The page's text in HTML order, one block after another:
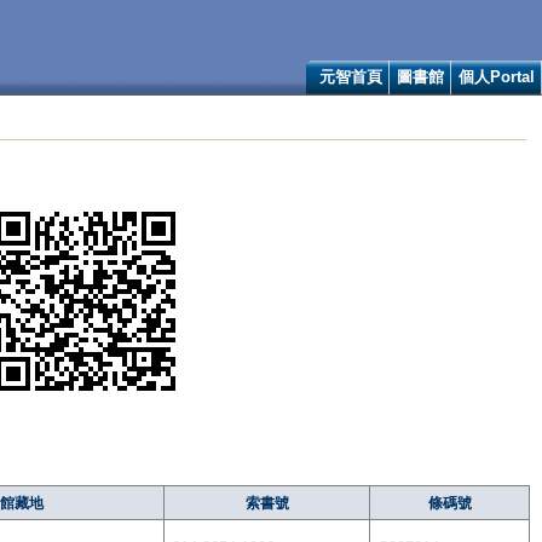
元智首頁 圖書館 個人Portal
館藏地 索書號 條碼號